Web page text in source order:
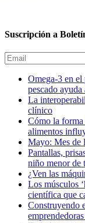
Suscripción a
Omega-3 en el
pescado ayuda
La
clínico
Cómo la forma
alimentos
Mayo: Mes de
Pantallas,
niño menor de
¿Ven las
Los músculos
científica que
Construyendo